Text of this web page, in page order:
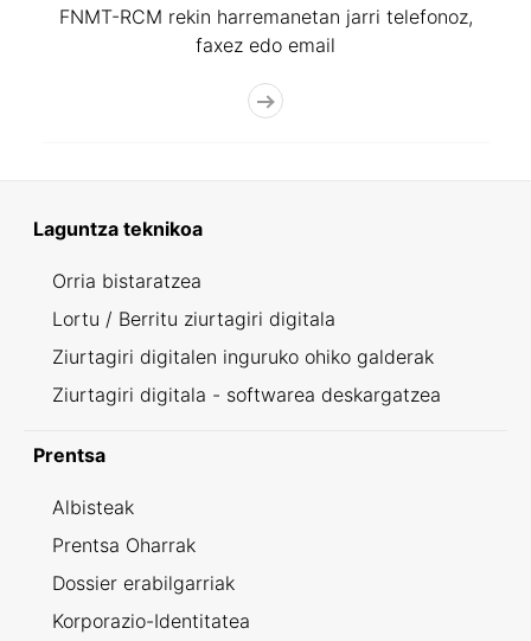
FNMT-RCM rekin harremanetan jarri telefonoz,
faxez edo email
Laguntza teknikoa
Orria bistaratzea
Lortu / Berritu ziurtagiri digitala
Ziurtagiri digitalen inguruko ohiko galderak
Ziurtagiri digitala - softwarea deskargatzea
Prentsa
Albisteak
Prentsa Oharrak
Dossier erabilgarriak
Korporazio-Identitatea